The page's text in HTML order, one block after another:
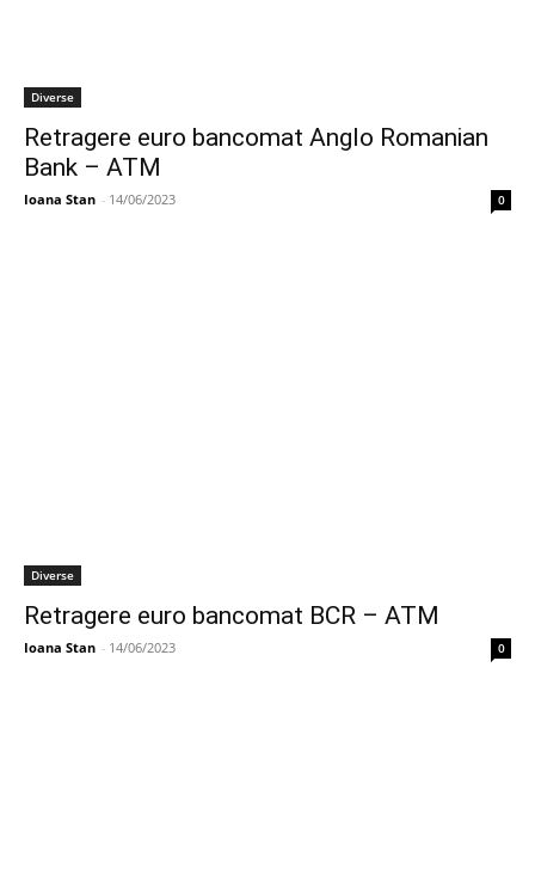
Diverse
Retragere euro bancomat Anglo Romanian
Bank – ATM
Ioana Stan - 14/06/2023 0
Diverse
Retragere euro bancomat BCR – ATM
Ioana Stan - 14/06/2023 0